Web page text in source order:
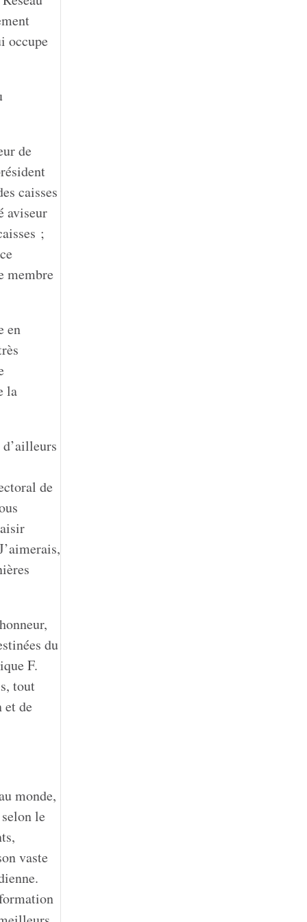
occupe
de
caisses
aviseur
;
membre
en
la
de
du
F.
tout
et de
monde,
le
vaste